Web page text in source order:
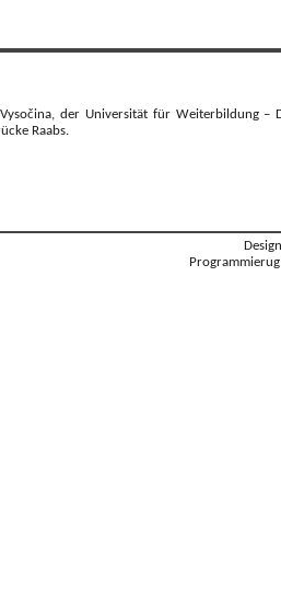
der Universität für Weiterbildung –
Raabs.